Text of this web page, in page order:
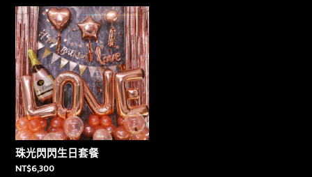
珠光閃閃生日套餐
NT$6,300